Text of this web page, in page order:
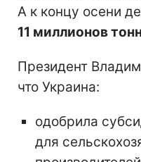
А к концу осени
11 миллионов
Президент
что Украина:
одобрила
для